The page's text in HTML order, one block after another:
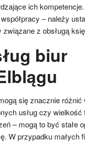
ich
– należy
z obsługą
biur
się znacznie
usług czy wielkość
– mogą to być stałe
W przypadku małych